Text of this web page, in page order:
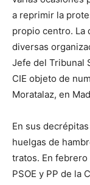
a reprimir la
propio centro. La
diversas
Jefe del Tribunal
CIE objeto de
Moratalaz, en
En sus
huelgas de
tratos. En febrero
PSOE y PP de la